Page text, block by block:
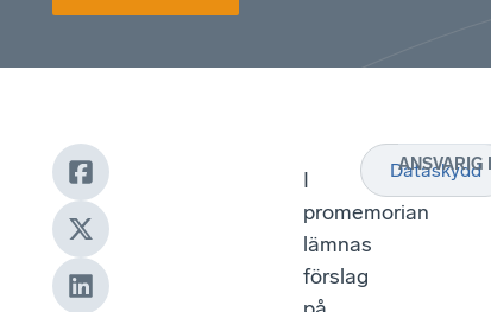
I
promemorian
lämnas
förslag
Dataskydd
ANSVARIG